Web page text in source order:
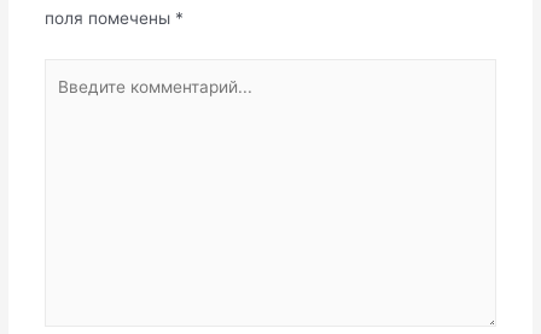
поля помечены *